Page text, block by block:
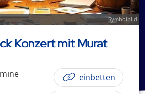
Symbolbild
Konzert mit Murat
e einbetten